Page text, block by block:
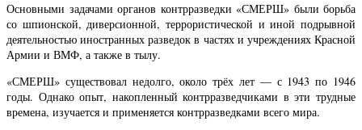
Основными задачами органов контрразведки «СМЕРШ» были борьба
со шпионской, диверсионной, террористической и иной подрывной
деятельностью иностранных разведок в частях и учреждениях Красной
Армии и ВМФ, а также в тылу.
«СМЕРШ» существовал недолго, около трёх лет — с 1943 по 1946
годы. Однако опыт, накопленный контрразведчиками в эти трудные
времена, изучается и применяется контрразведками всего мира.